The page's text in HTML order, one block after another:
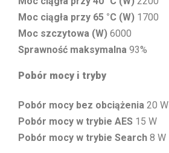
Moc ciągła przy 65 °C (W) 1700
Moc szczytowa (W) 6000
Sprawność maksymalna 93%
Pobór mocy i tryby
Pobór mocy bez obciążenia 20 W
Pobór mocy w trybie AES 15 W
Pobór mocy w trybie Search 8 W